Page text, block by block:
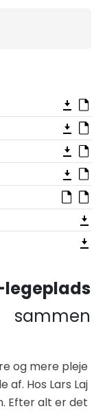
sammen
og mere pleje
af. Hos Lars Laj
Efter alt er det